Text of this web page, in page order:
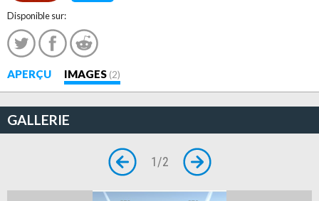
Disponible sur:
APERÇU IMAGES (2)
GALLERIE
1 /2